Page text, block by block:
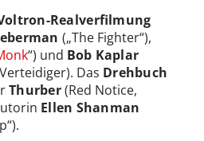
Realverfilmung
(„The Fighter“),
“) und Bob Kaplar
Das Drehbuch
Thurber(Red Notice,
Ellen Shanman